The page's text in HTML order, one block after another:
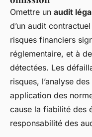
Omettre un audit
d’un audit
risques financiers
réglementaire, et à
détectées. Les
risques, l’analyse
application des
cause la fiabilité des
responsabilité des